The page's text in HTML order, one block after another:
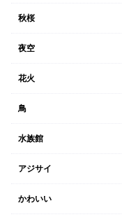
秋桜
夜空
花火
鳥
水族館
アジサイ
かわいい